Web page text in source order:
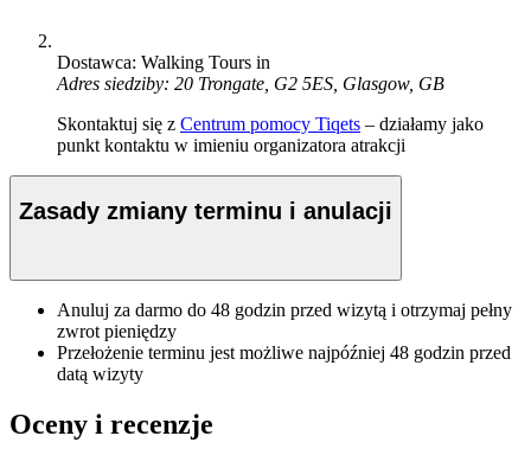
Dostawca: Walking Tours in
Adres siedziby: 20 Trongate, G2 5ES, Glasgow, GB
Skontaktuj się z Centrum pomocy Tiqets – działamy jako
punkt kontaktu w imieniu organizatora atrakcji
Zasady zmiany terminu i anulacji
Anuluj za darmo do 48 godzin przed wizytą i otrzymaj pełny
zwrot pieniędzy
Przełożenie terminu jest możliwe najpóźniej 48 godzin przed
datą wizyty
Oceny i recenzje